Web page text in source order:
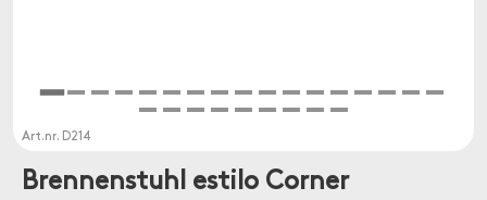
Art.nr. D214
Brennenstuhl estilo Corner